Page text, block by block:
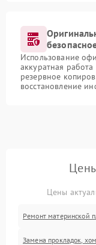
Использование
аккуратная
резервное
восстановление
Цены
Ремонт материнской
Замена прокладок,